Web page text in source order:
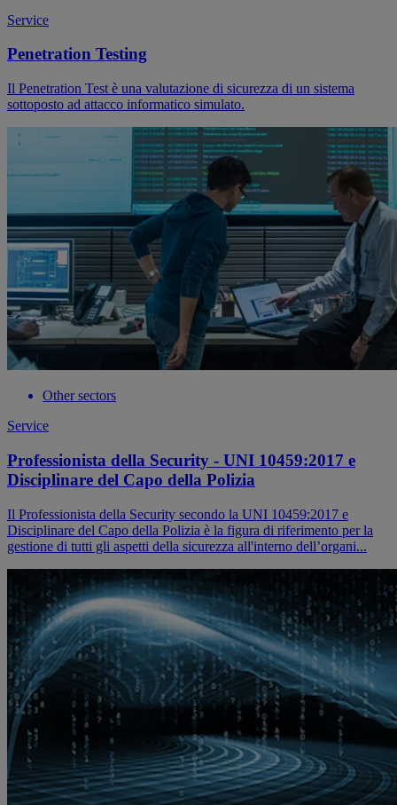
Service
Penetration Testing
Il Penetration Test è una valutazione di sicurezza di un sistema
sottoposto ad attacco informatico simulato.
Other sectors
Service
Professionista della Security - UNI 10459:2017 e
Disciplinare del Capo della Polizia
Il Professionista della Security secondo la UNI 10459:2017 e
Disciplinare del Capo della Polizia è la figura di riferimento per la
gestione di tutti gli aspetti della sicurezza all'interno dell’organi...